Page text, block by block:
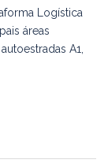
Logística
áreas
A1,